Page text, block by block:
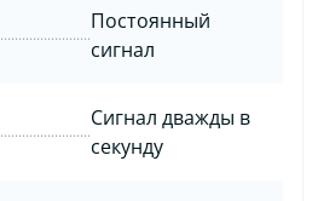
Постоянный
сигнал
Сигнал дважды в
секунду